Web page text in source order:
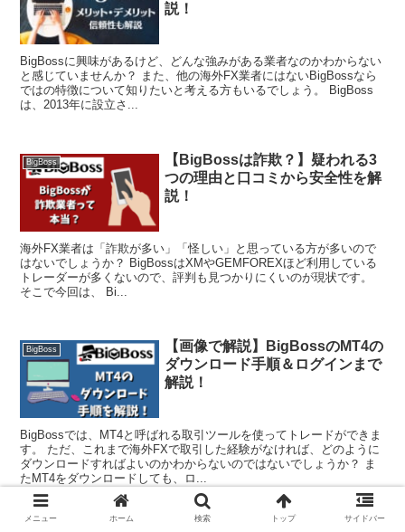
説！
BigBossに興味があるけど、どんな強みがある業者なのかわからない
と感じていませんか？ また、他の海外FX業者にはないBigBossなら
ではの特徴について知りたいと考える方もいるでしょう。 BigBoss
は、2013年に設立さ...
BigBoss
【BigBossは詐欺？】疑われる3
つの理由と口コミから安全性を解
説！
海外FX業者は「詐欺が多い」「怪しい」と思っている方が多いので
はないでしょうか？ BigBossはXMやGEMFOREXほど利用している
トレーダーが多くないので、評判も見つかりにくいのが現状です。
そこで今回は、 Bi...
BigBoss
【画像で解説】BigBossのMT4の
ダウンロード手順＆ログインまで
解説！
BigBossでは、MT4と呼ばれる取引ツールを使ってトレードができま
す。 ただ、これまで海外FXで取引した経験がなければ、どのように
ダウンロードすればよいのかわからないのではないでしょうか？ ま
たMT4をダウンロードしても、ロ...
メニュー ホーム 検索 トップ サイドバー